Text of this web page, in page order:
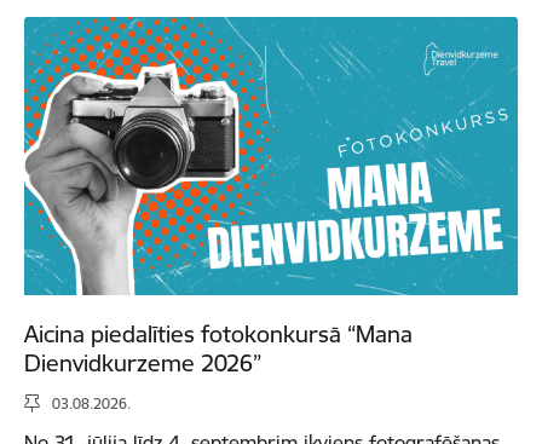
Aicina piedalīties fotokonkursā “Mana
Dienvidkurzeme 2026”
03.08.2026.